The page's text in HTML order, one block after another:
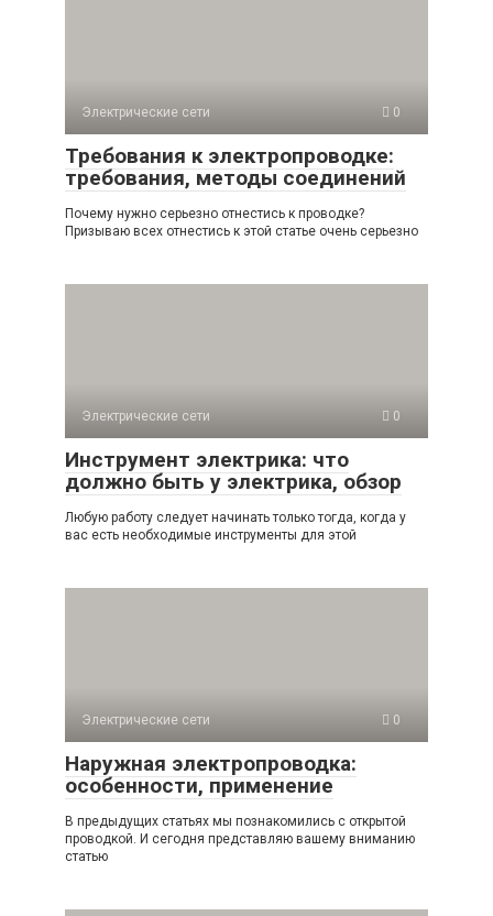
Электрические сети 0
Требования к электропроводке:
требования, методы соединений
Почему нужно серьезно отнестись к проводке?
Призываю всех отнестись к этой статье очень серьезно
Электрические сети 0
Инструмент электрика: что
должно быть у электрика, обзор
Любую работу следует начинать только тогда, когда у
вас есть необходимые инструменты для этой
Электрические сети 0
Наружная электропроводка:
особенности, применение
В предыдущих статьях мы познакомились с открытой
проводкой. И сегодня представляю вашему вниманию
статью